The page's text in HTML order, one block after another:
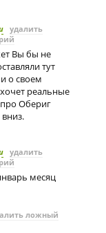
удалить
Вы бы не
тут
о своем
реальные
Обериг
удалить
месяц
ложный